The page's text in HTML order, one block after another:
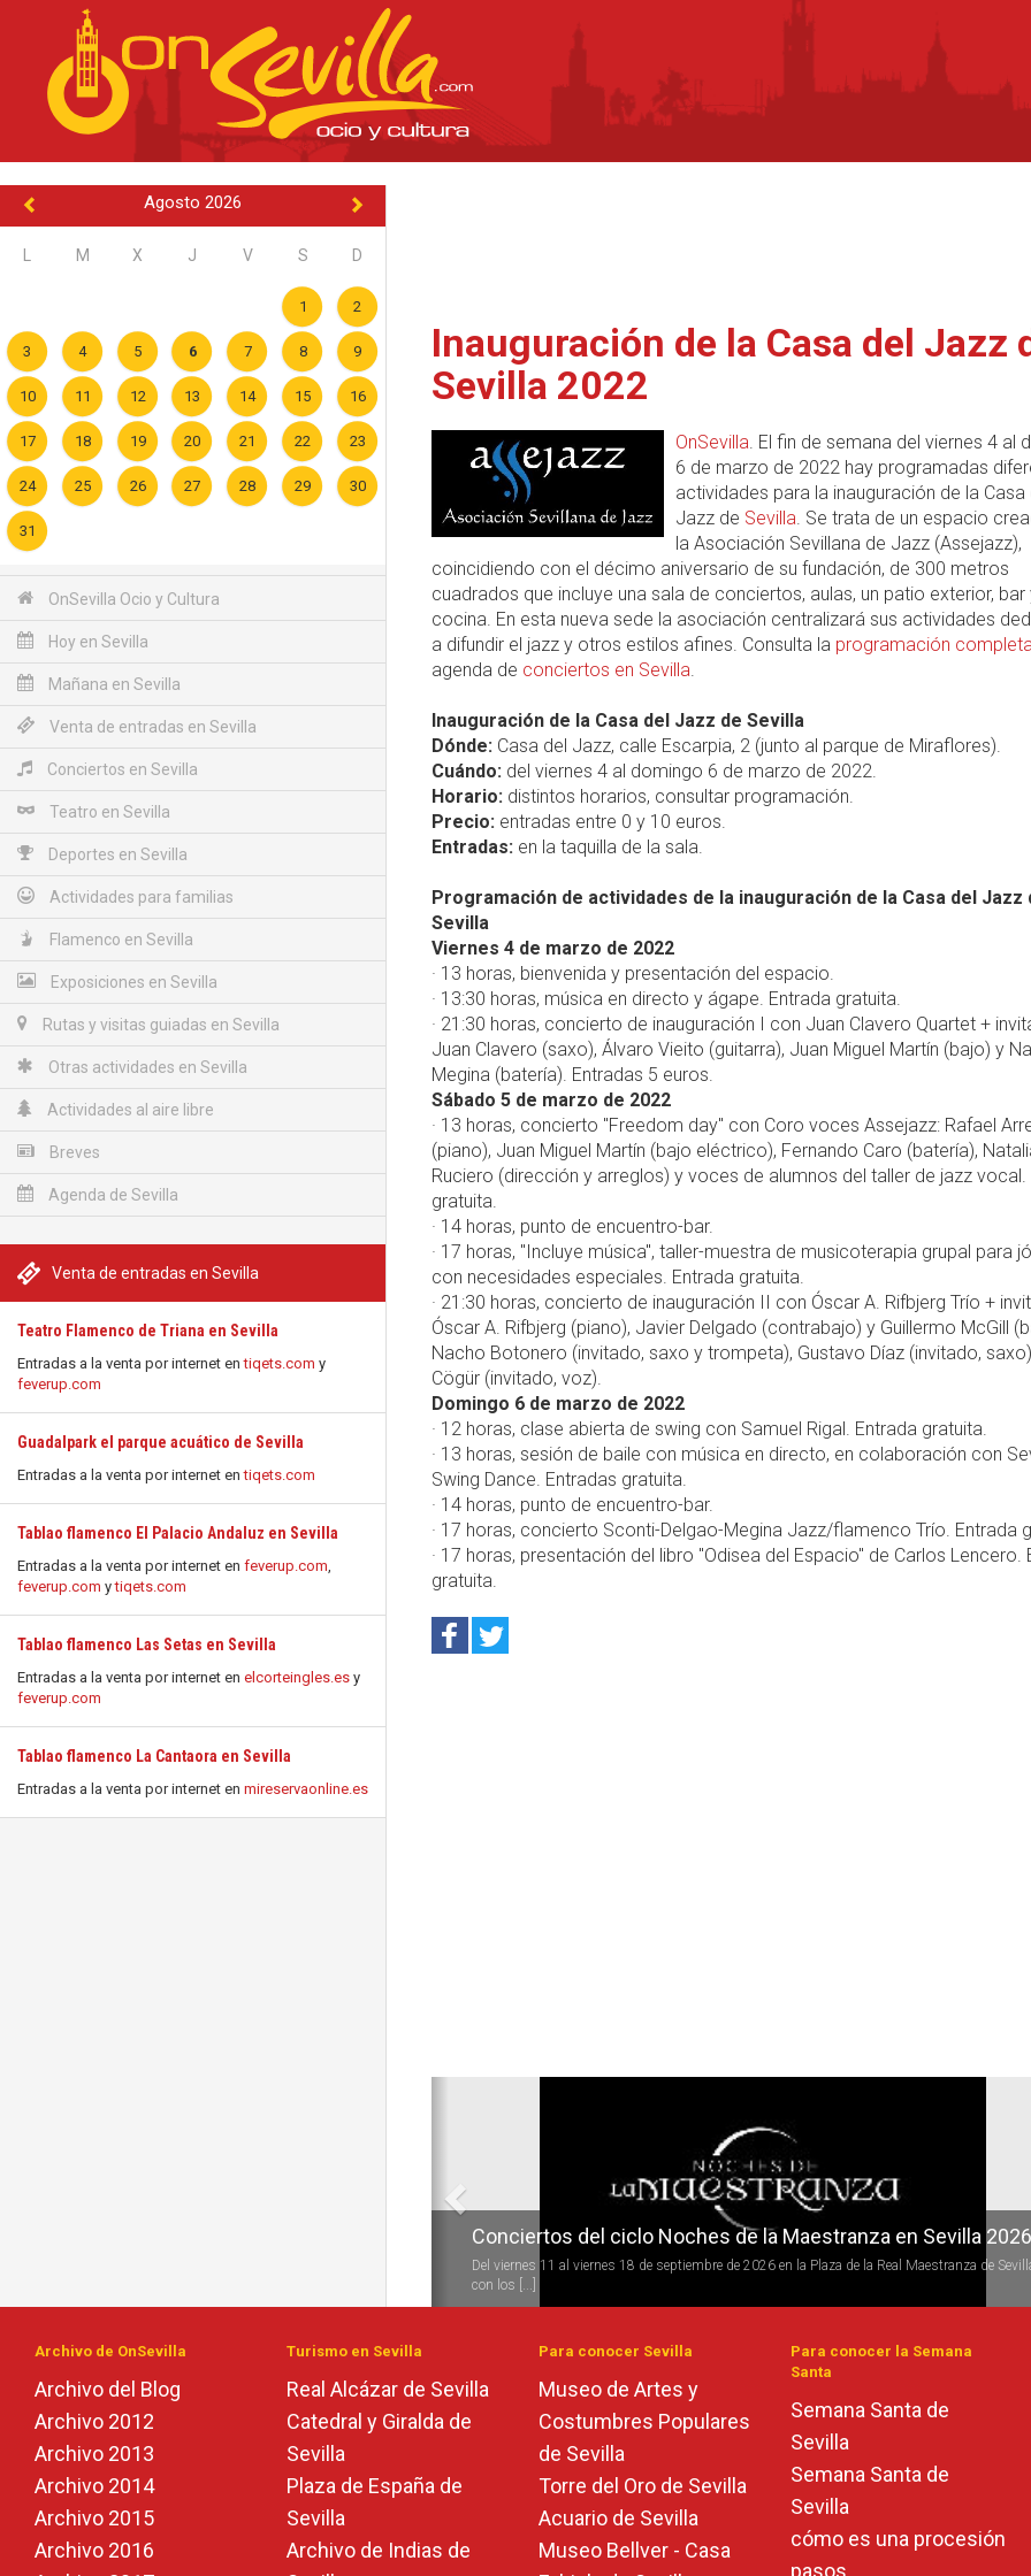
Agosto 2026
M X J V S D
1 2
3 4 5 6 7 8 9
10 11 12 13 14 15 16
17 18 19 20 21 22 23
24 25 26 27 28 29 30
31
OnSevilla Ocio y Cultura
Hoy en Sevilla
Mañana en Sevilla
Venta de entradas en Sevilla
Conciertos en Sevilla
Teatro en Sevilla
Deportes en Sevilla
Actividades para familias
Flamenco en Sevilla
Exposiciones en Sevilla
Rutas y visitas guiadas en Sevilla
Otras actividades en Sevilla
Actividades al aire libre
Breves
Agenda de Sevilla
Venta de entradas en Sevilla
Teatro Flamenco de Triana en Sevilla
Entradas a la venta por internet entiqets.com y
feverup.com
Guadalpark el parque acuático de Sevilla
Entradas a la venta por internet entiqets.com
Tablao flamenco El Palacio Andaluz en Sevilla
Entradas a la venta por internet en feverup.com,
feverup.com ytiqets.com
Tablao flamenco Las Setas en Sevilla
Entradas a la venta por internet en elcorteingles.es y
feverup.com
Tablao flamenco La Cantaora en Sevilla
Entradas a la venta por internet en mireservaonline.es
Inauguración de la Casa del Jazz
Sevilla 2022
OnSevilla. El fin de semana del viernes 4 al
6 de marzo de 2022 hay programadas
actividades para la inauguración de la Casa
Jazz de Sevilla. Se trata de un espacio
la Asociación Sevillana de Jazz (Assejazz),
coincidiendo con el décimo aniversario de su fundación, de 300 metros
cuadrados que incluye una sala de conciertos, aulas, un patio exterior, bar
cocina. En esta nueva sede la asociación centralizará sus actividades
a difundir el jazz y otros estilos afines. Consulta la programación
agenda de conciertos en Sevilla.
Inauguración de la Casa del Jazz de Sevilla
Dónde: Casa del Jazz, calle Escarpia, 2 (junto al parque de Miraflores).
Cuándo: del viernes 4 al domingo 6 de marzo de 2022.
Horario: distintos horarios, consultar programación.
Precio: entradas entre 0 y 10 euros.
Entradas: en la taquilla de la sala.
Programación de actividades de la inauguración de la Casa del Jazz
Sevilla
Viernes 4 de marzo de 2022
· 13 horas, bienvenida y presentación del espacio.
· 13:30 horas, música en directo y ágape. Entrada gratuita.
· 21:30 horas, concierto de inauguración I con Juan Clavero Quartet +
Juan Clavero (saxo), Álvaro Vieito (guitarra), Juan Miguel Martín (bajo) y
Megina (batería). Entradas 5 euros.
Sábado 5 de marzo de 2022
· 13 horas, concierto "Freedom day" con Coro voces Assejazz: Rafael
(piano), Juan Miguel Martín (bajo eléctrico), Fernando Caro (batería),
Ruciero (dirección y arreglos) y voces de alumnos del taller de jazz vocal.
gratuita.
· 14 horas, punto de encuentro-bar.
· 17 horas, "Incluye música", taller-muestra de musicoterapia grupal para
con necesidades especiales. Entrada gratuita.
· 21:30 horas, concierto de inauguración II con Óscar A. Rifbjerg Trío +
Óscar A. Rifbjerg (piano), Javier Delgado (contrabajo) y Guillermo McGill
Nacho Botonero (invitado, saxo y trompeta), Gustavo Díaz (invitado,
Cögür (invitado, voz).
Domingo 6 de marzo de 2022
· 12 horas, clase abierta de swing con Samuel Rigal. Entrada gratuita.
· 13 horas, sesión de baile con música en directo, en colaboración con
Swing Dance. Entradas gratuita.
· 14 horas, punto de encuentro-bar.
· 17 horas, concierto Sconti-Delgao-Megina Jazz/flamenco Trío. Entrada
· 17 horas, presentación del libro "Odisea del Espacio" de Carlos Lencero.
gratuita.
Conciertos del ciclo Noches de la Maestranza en Sevilla 2026
Del viernes 11 al viernes 18 de septiembre de 2026 en la Plaza de la Real Maestranza de
con los [...]
Archivo de OnSevilla
Archivo del Blog
Archivo 2012
Archivo 2013
Archivo 2014
Archivo 2015
Archivo 2016
Turismo en Sevilla
Real Alcázar de Sevilla
Catedral y Giralda de
Sevilla
Plaza de España de
Sevilla
Archivo de Indias de
Para conocer Sevilla
Museo de Artes y
Costumbres Populares
de Sevilla
Torre del Oro de Sevilla
Acuario de Sevilla
Museo Bellver - Casa
Para conocer la Semana
Santa
Semana Santa de
Sevilla
Semana Santa de
Sevilla
cómo es una procesión
pasos